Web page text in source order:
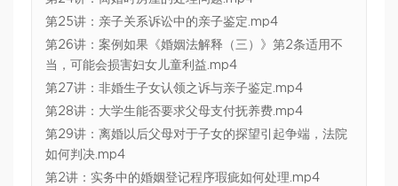
第25讲：亲子关系诉讼中的亲子鉴定.mp4
第26讲：案例如果《婚姻法解释（三）》第2条适用不
当，可能会损害妇女儿童利益.mp4
第27讲：非婚生子女认领之诉与亲子鉴定.mp4
第28讲：大学生能否要求父母支付抚养费.mp4
第29讲：离婚以后父母对于子女的探望引起争端，法院
如何判决.mp4
第2讲：实务中的婚姻登记程序瑕疵如何处理.mp4